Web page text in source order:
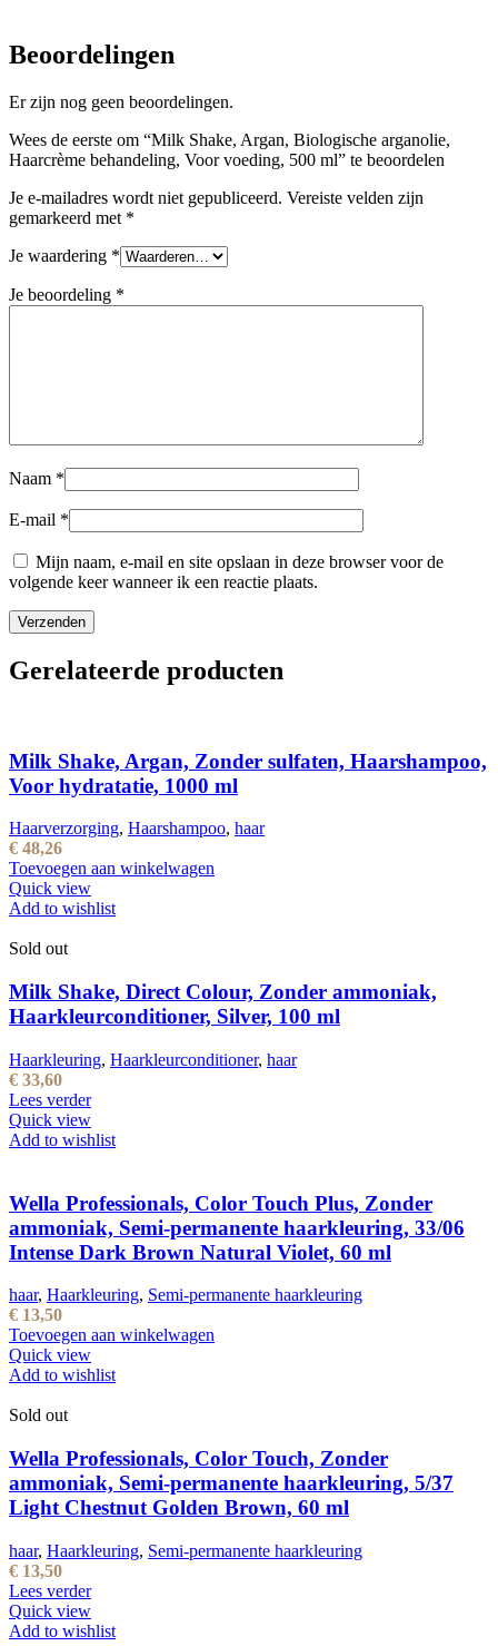
Beoordelingen
Er zijn nog geen beoordelingen.
Wees de eerste om “Milk Shake, Argan, Biologische arganolie,
Haarcrème behandeling, Voor voeding, 500 ml” te beoordelen
Je e-mailadres wordt niet gepubliceerd. Vereiste velden zijn
gemarkeerd met *
Je waardering *
Je beoordeling *
Naam *
E-mail *
Mijn naam, e-mail en site opslaan in deze browser voor de
volgende keer wanneer ik een reactie plaats.
Gerelateerde producten
Milk Shake, Argan, Zonder sulfaten, Haarshampoo,
Voor hydratatie, 1000 ml
Haarverzorging, Haarshampoo, haar
€ 48,26
Toevoegen aan winkelwagen
Quick view
Add to wishlist
Sold out
Milk Shake, Direct Colour, Zonder ammoniak,
Haarkleurconditioner, Silver, 100 ml
Haarkleuring, Haarkleurconditioner, haar
€ 33,60
Lees verder
Quick view
Add to wishlist
Wella Professionals, Color Touch Plus, Zonder
ammoniak, Semi-permanente haarkleuring, 33/06
Intense Dark Brown Natural Violet, 60 ml
haar, Haarkleuring, Semi-permanente haarkleuring
€ 13,50
Toevoegen aan winkelwagen
Quick view
Add to wishlist
Sold out
Wella Professionals, Color Touch, Zonder
ammoniak, Semi-permanente haarkleuring, 5/37
Light Chestnut Golden Brown, 60 ml
haar, Haarkleuring, Semi-permanente haarkleuring
€ 13,50
Lees verder
Quick view
Add to wishlist